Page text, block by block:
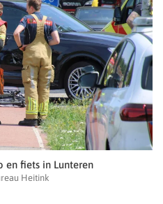
en fiets in Lunteren
Heitink